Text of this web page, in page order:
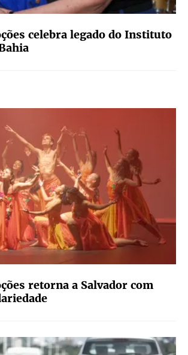
celebra legado do Instituto
retorna a Salvador com